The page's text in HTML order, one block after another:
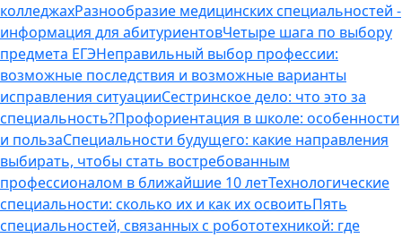
колледжахРазнообразие медицинских специальностей -
информация для абитуриентовЧетыре шага по выбору
предмета ЕГЭНеправильный выбор профессии:
возможные последствия и возможные варианты
исправления ситуацииСестринское дело: что это за
специальность?Профориентация в школе: особенности
и пользаСпециальности будущего: какие направления
выбирать, чтобы стать востребованным
профессионалом в ближайшие 10 летТехнологические
специальности: сколько их и как их освоитьПять
специальностей, связанных с робототехникой: где